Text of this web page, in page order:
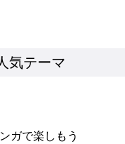
気テーマ
ガで楽しもう